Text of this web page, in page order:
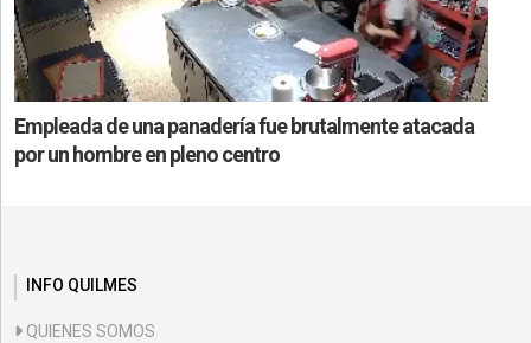
Empleada de una panadería fue brutalmente atacada
por un hombre en pleno centro
INFO QUILMES
QUIENES SOMOS